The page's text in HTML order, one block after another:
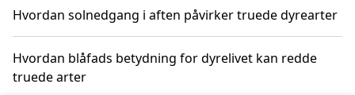
Hvordan solnedgang i aften påvirker truede dyrearter
Hvordan blåfads betydning for dyrelivet kan redde
truede arter